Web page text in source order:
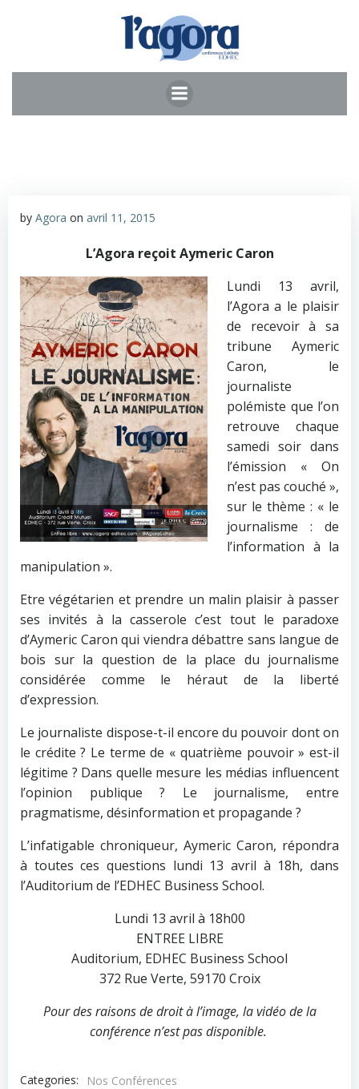
au
contenu
by Agora on avril 11, 2015
L’Agora reçoit Aymeric Caron
Lundi 13 avril,
l’Agora a le plaisir
de recevoir à sa
tribune Aymeric
Caron, le
journaliste
polémiste que l’on
retrouve chaque
samedi soir dans
l’émission « On
n’est pas couché »,
sur le thème : « le
journalisme : de
l’information à la
manipulation ».
Etre végétarien et prendre un malin plaisir à passer
ses invités à la casserole c’est tout le paradoxe
d’Aymeric Caron qui viendra débattre sans langue de
bois sur la question de la place du journalisme
considérée comme le héraut de la liberté
d’expression.
Le journaliste dispose-t-il encore du pouvoir dont on
le crédite ? Le terme de « quatrième pouvoir » est-il
légitime ? Dans quelle mesure les médias influencent
l’opinion publique ? Le journalisme, entre
pragmatisme, désinformation et propagande ?
L’infatigable chroniqueur, Aymeric Caron, répondra
à toutes ces questions lundi 13 avril à 18h, dans
l’Auditorium de l’EDHEC Business School.
Lundi 13 avril à 18h00
ENTREE LIBRE
Auditorium, EDHEC Business School
372 Rue Verte, 59170 Croix
Pour des raisons de droit à l’image, la vidéo de la
conférence n’est pas disponible.
Categories:
Nos Conférences